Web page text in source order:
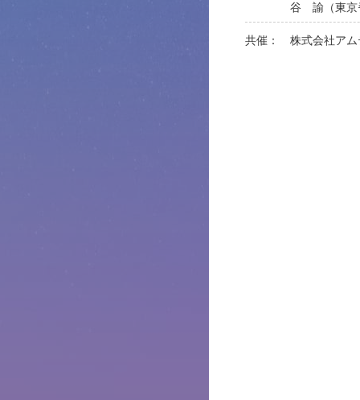
谷 諭
東京
共催： 株式会社アム